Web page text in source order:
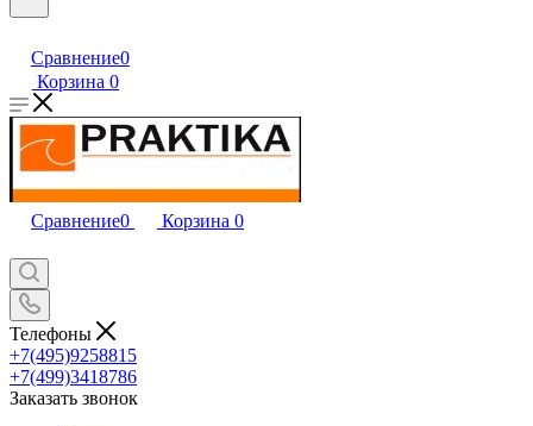
Сравнение0
Корзина 0
Сравнение0 Корзина 0
Телефоны
+7(495)9258815
+7(499)3418786
Заказать звонок